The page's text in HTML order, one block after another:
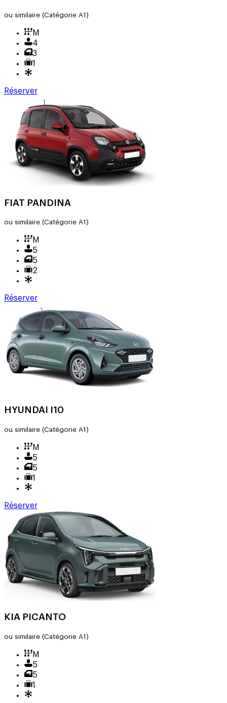
ou similaire (Catégorie A1)
M
4
3
1
Réserver
FIAT PANDINA
ou similaire (Catégorie A1)
M
5
5
2
Réserver
HYUNDAI I10
ou similaire (Catégorie A1)
M
5
5
1
Réserver
KIA PICANTO
ou similaire (Catégorie A1)
M
5
5
1